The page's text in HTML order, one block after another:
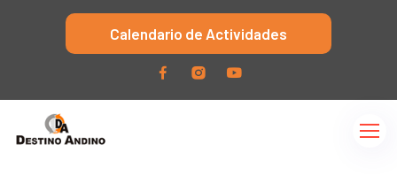
Calendario de Actividades